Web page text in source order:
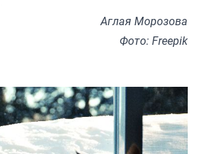
Аглая Морозова
Фото: Freepik